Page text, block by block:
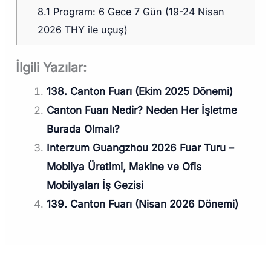
8.1 Program: 6 Gece 7 Gün (19-24 Nisan
2026 THY ile uçuş)
İlgili Yazılar:
138. Canton Fuarı (Ekim 2025 Dönemi)
Canton Fuarı Nedir? Neden Her İşletme
Burada Olmalı?
Interzum Guangzhou 2026 Fuar Turu –
Mobilya Üretimi, Makine ve Ofis
Mobilyaları İş Gezisi
139. Canton Fuarı (Nisan 2026 Dönemi)